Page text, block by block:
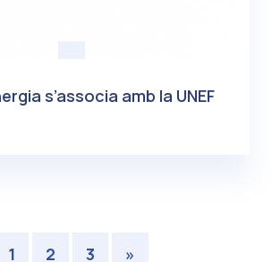
s’associa amb la UNEF
1 2 3 »